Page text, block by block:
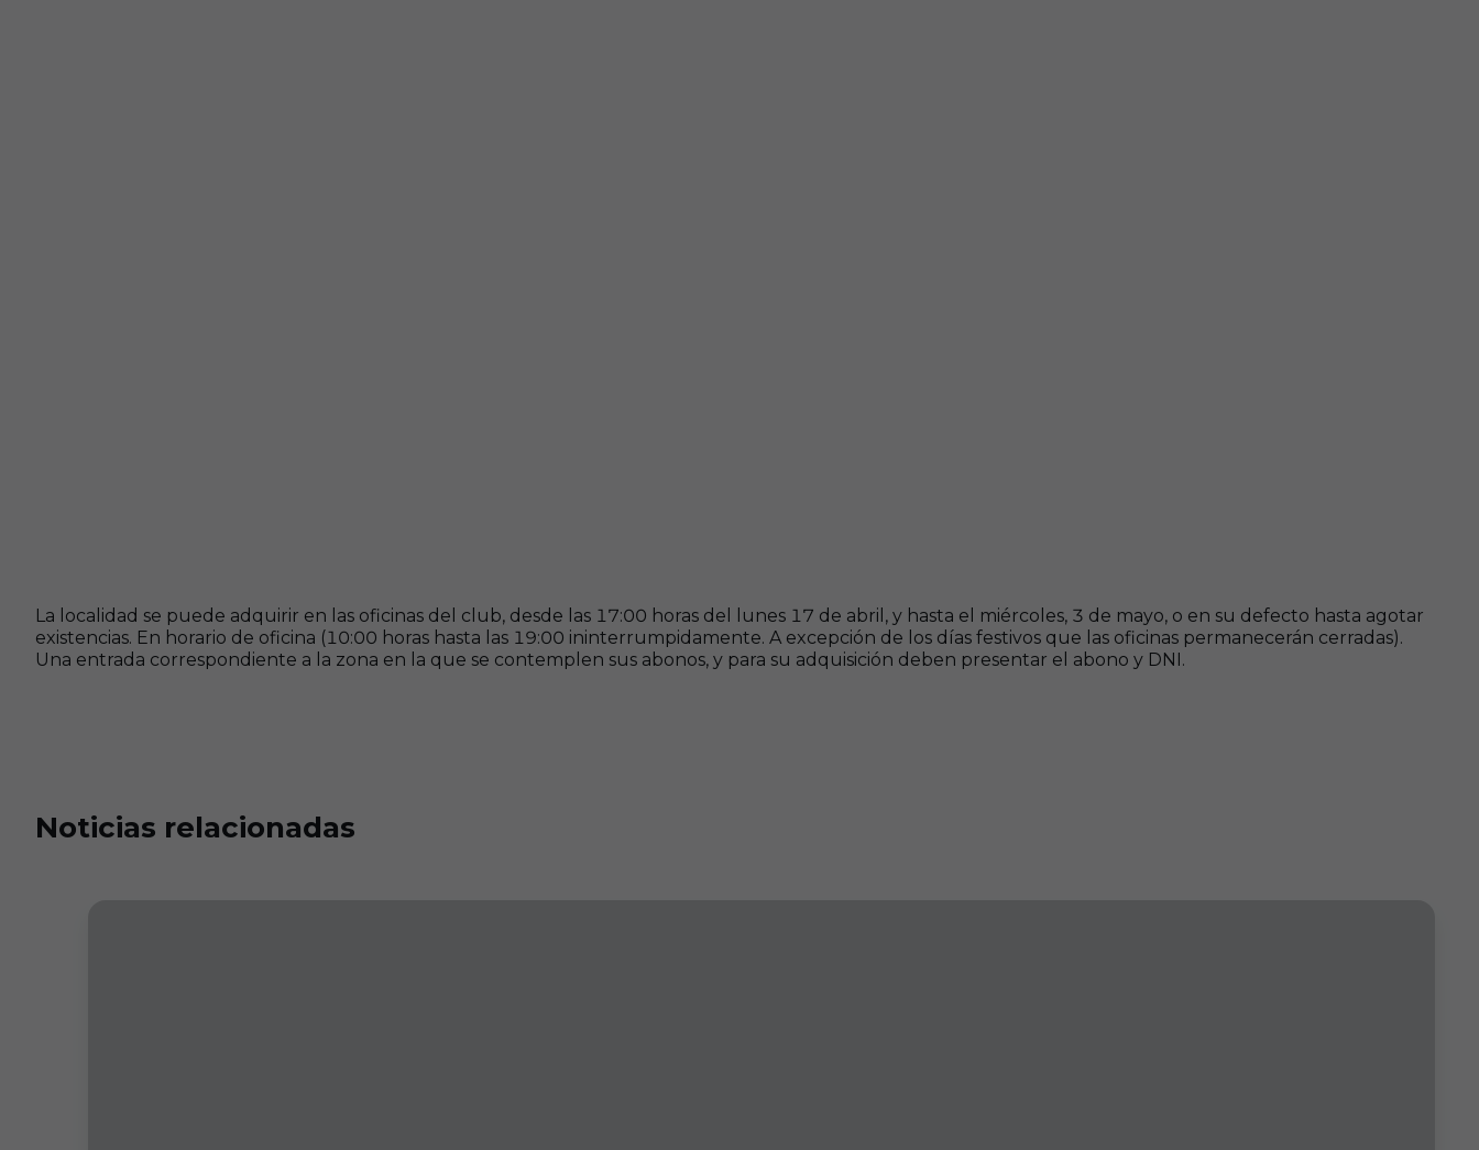
La localidad se puede adquirir en las oficinas del club, desde las 17:00 horas del lunes 17 de abril, y hasta el miércoles, 3 de mayo, o en su defecto hasta agotar
existencias. En horario de oficina (10:00 horas hasta las 19:00 ininterrumpidamente. A excepción de los días festivos que las oficinas permanecerán cerradas).
Una entrada correspondiente a la zona en la que se contemplen sus abonos, y para su adquisición deben presentar el abono y DNI.
Noticias relacionadas